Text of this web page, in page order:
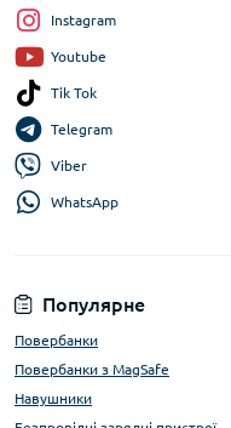
Популярне
Повербанки
Повербанки з MagSafe
Навушники
Instagram
Youtube
Tik Tok
Telegram
Viber
WhatsApp